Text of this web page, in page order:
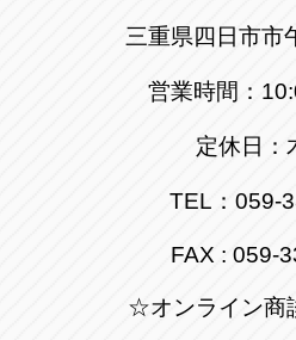
三重県四日市市
営業時間：
定休日：
TEL：059-
FAX : 059-
☆オンライン商